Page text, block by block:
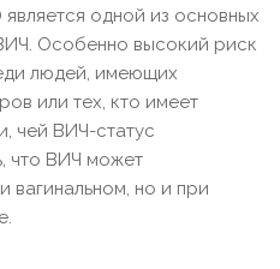
одной из основных
Особенно высокий риск
людей, имеющих
или тех, кто имеет
чей ВИЧ-статус
что ВИЧ может
вагинальном, но и при